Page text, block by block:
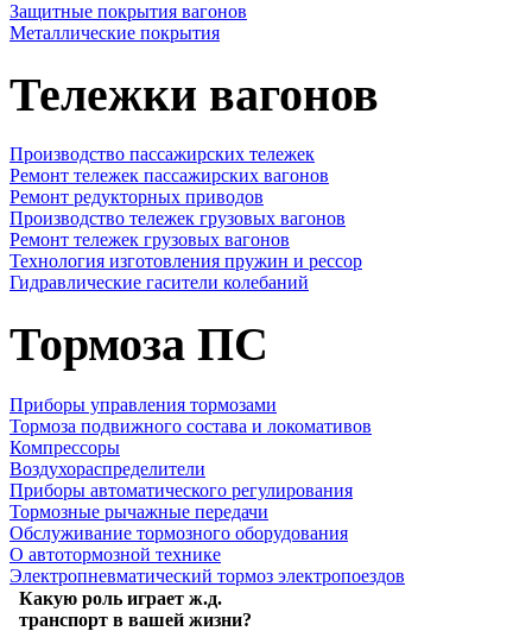
Защитные покрытия вагонов
Металлические покрытия
Тележки вагонов
Производство пассажирских тележек
Ремонт тележек пассажирских вагонов
Ремонт редукторных приводов
Производство тележек грузовых вагонов
Ремонт тележек грузовых вагонов
Технология изготовления пружин и рессор
Гидравлические гасители колебаний
Тормоза ПС
Приборы управления тормозами
Тормоза подвижного состава и локомативов
Компрессоры
Воздухораспределители
Приборы автоматического регулирования
Тормозные рычажные передачи
Обслуживание тормозного оборудования
О автотормозной технике
Электропневматический тормоз электропоездов
Какую роль играет ж.д.
транспорт в вашей жизни?